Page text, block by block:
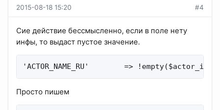
2015-08-18 15:20 #4
Сие действие бессмысленно, если в поле нету
инфы, то выдаст пустое значение.
'ACTOR_NAME_RU'        =>
Просто пишем